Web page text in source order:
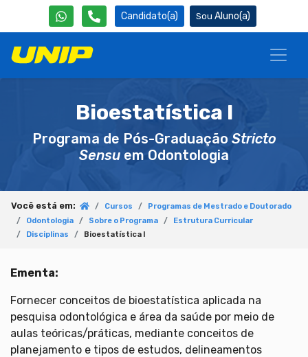
Candidato(a) Aluno(a)
Bioestatística I
Programa de Pós-Graduação Stricto
Sensu em Odontologia
Você está em: Cursos
Programas de Mestrado e Doutorado
Odontologia
Sobre o Programa
Estrutura Curricular
Disciplinas
Bioestatística I
Ementa:
Fornecer conceitos de bioestatística aplicada na
pesquisa odontológica e área da saúde por meio de
aulas teóricas/práticas, mediante conceitos de
planejamento e tipos de estudos, delineamentos